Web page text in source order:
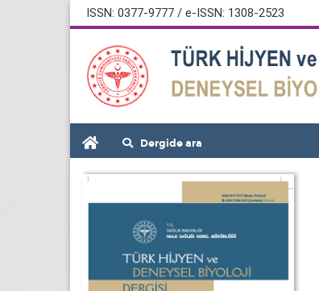
ISSN: 0377-9777 / e-ISSN: 1308-2523
Dergide ara